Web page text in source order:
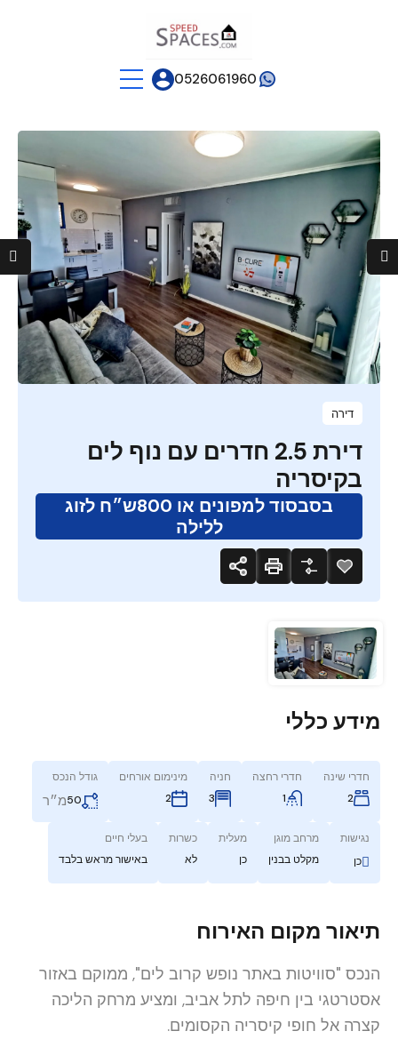
0526061960
דירה
דירת 2.5 חדרים עם נוף לים
בקיסריה
בסבסוד למפונים או 800ש״ח לזוג
ללילה
מידע כללי
חדרי שינה
2
חדרי רחצה
1
חניה
3
מינימום אורחים
2
גודל הנכס
50מ״ר
נגישות
כן
מרחב מוגן
מקלט בבנין
מעלית
כן
כשרות
לא
בעלי חיים
באישור מראש בלבד
תיאור מקום האירוח
הנכס "סוויטות באתר נופש קרוב לים", ממוקם באזור
אסטרטגי בין חיפה לתל אביב, ומציע מרחק הליכה
קצרה אל חופי קיסריה הקסומים.